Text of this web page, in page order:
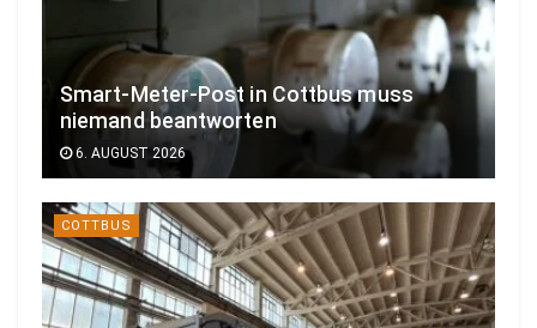
Smart-Meter-Post in Cottbus muss
niemand beantworten
6. AUGUST 2026
COTTBUS